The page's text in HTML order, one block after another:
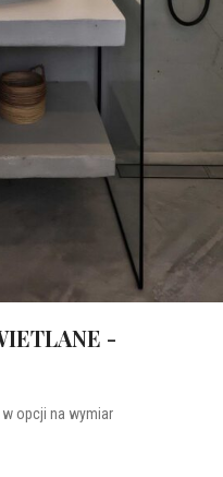
-
opcji na wymiar